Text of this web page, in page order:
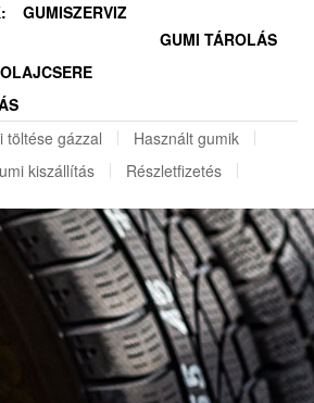
GUMISZERVIZ
GUMI TÁROLÁS
OLAJCSERE
töltése gázzal
Használt gumik
kiszállítás Részletfizetés